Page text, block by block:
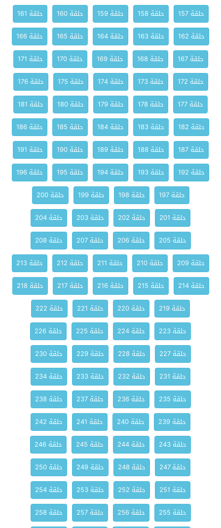
حلقة 157 حلقة 158 حلقة 159 حلقة 160
حلقة 161
حلقة 162
حلقة 163 حلقة 164 حلقة 165
حلقة 166
حلقة 167
حلقة 168 حلقة 169 حلقة 170
حلقة 171
حلقة 172
حلقة 173 حلقة 174 حلقة 175
حلقة 176
حلقة 177
حلقة 178 حلقة 179 حلقة 180
حلقة 181
حلقة 182
حلقة 183 حلقة 184 حلقة 185
حلقة 186
حلقة 187
حلقة 188 حلقة 189 حلقة 190
حلقة 191
حلقة 192
حلقة 193 حلقة 194 حلقة 195
حلقة 196
حلقة 197
حلقة 198 حلقة 199
حلقة 200
حلقة 201
حلقة 202 حلقة 203
حلقة 204
حلقة 205
حلقة 206 حلقة 207
حلقة 208
حلقة 209
حلقة 210 حلقة 211 حلقة 212
حلقة 213
حلقة 214
حلقة 215 حلقة 216 حلقة 217
حلقة 218
حلقة 219
حلقة 220 حلقة 221
حلقة 222
حلقة 223
حلقة 224 حلقة 225
حلقة 226
حلقة 227
حلقة 228 حلقة 229
حلقة 230
حلقة 231
حلقة 232 حلقة 233
حلقة 234
حلقة 235
حلقة 236 حلقة 237
حلقة 238
حلقة 239
حلقة 240 حلقة 241
حلقة 242
حلقة 243
حلقة 244 حلقة 245
حلقة 246
حلقة 247
حلقة 248 حلقة 249
حلقة 250
حلقة 251
حلقة 252 حلقة 253
حلقة 254
حلقة 255
حلقة 256 حلقة 257
حلقة 258